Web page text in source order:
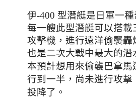
伊-400 型潛艇是日軍一
每一艘此型潛艇可以搭載
攻擊機 ， 進行遠洋偷襲轟
也是二次大戰中最大的潛
本預計想用來偷襲巴拿馬
行到一半，尚未進行攻擊
投降了 。